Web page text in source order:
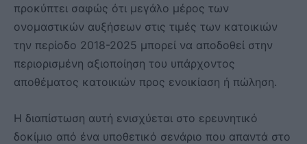
προκύπτει σαφώς ότι μεγάλο μέρος των
ονομαστικών αυξήσεων στις τιμές των κατοικιών
την περίοδο 2018-2025 μπορεί να αποδοθεί στην
περιορισμένη αξιοποίηση του υπάρχοντος
αποθέματος κατοικιών προς ενοικίαση ή πώληση.
Η διαπίστωση αυτή ενισχύεται στο ερευνητικό
δοκίμιο από ένα υποθετικό σενάριο που απαντά στο